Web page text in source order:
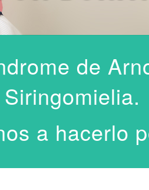
de
Siringomielia.
a hacerlo